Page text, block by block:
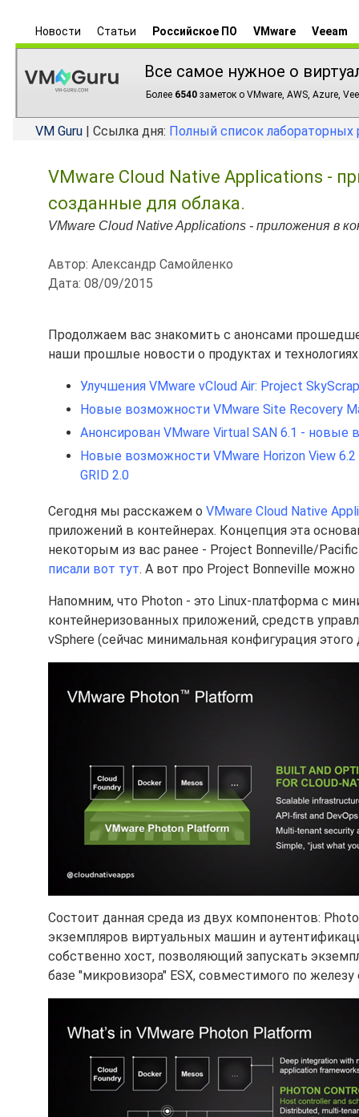
Новости Статьи Российское ПО VMware Veeam
Все самое нужное о
Более 6540 заметок о VMware, AWS, Azure,
VM Guru | Ссылка дня: Полный список лабораторных
VMware Cloud Native Applications -
созданные для облака.
VMware Cloud Native Applications - приложения в
Автор: Александр Самойленко
Дата: 08/09/2015
Продолжаем вас знакомить с анонсами
наши прошлые новости о продуктах и
Улучшения VMware vCloud Air: Project
Новые возможности VMware Site Recovery
Анонсирован VMware Virtual SAN 6.1 - новые
Новые возможности VMware Horizon View
GRID 2.0
Сегодня мы расскажем о VMware Cloud Native
приложений в контейнерах. Концепция эта
некоторым из вас ранее - Project Bonneville/
писали вот тут. А вот про Project Bonneville можно
Напомним, что Photon - это Linux-платформа с
контейнеризованных приложений, средств
vSphere (сейчас минимальная конфигурация
Состоит данная среда из двух компонентов:
экземпляров виртуальных машин и
собственно хост, позволяющий запускать
базе "микровизора" ESX, совместимого по